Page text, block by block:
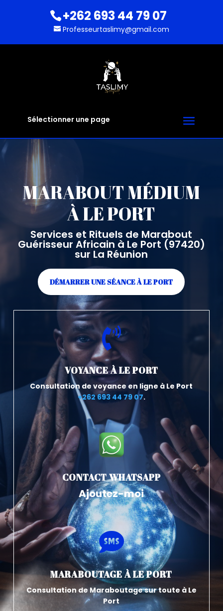
+262 693 44 79 07
Professeurtaslimy@gmail.com
Sélectionner une page
MARABOUT MÉDIUM
À LE PORT
Services et Rituels de Marabout
Guérisseur Africain à Le Port (97420)
sur La Réunion
DÉMARRER UNE SÉANCE À LE PORT

VOYANCE À LE PORT
Consultation de voyance en ligne à Le Port
+262 693 44 79 07.
CONTACT WHATSAPP
Ajoutez-moi

MARABOUTAGE À LE PORT
Consultation de Maraboutage sur toute à Le
Port